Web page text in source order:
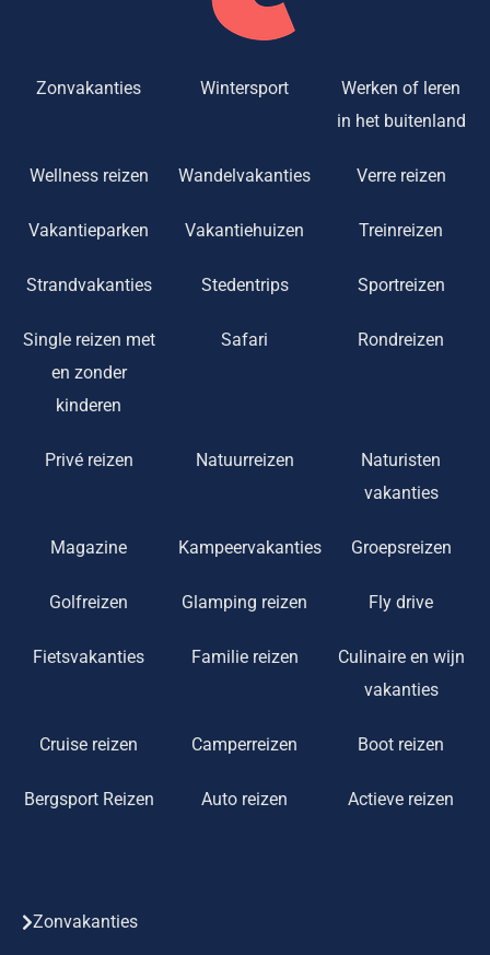
Zonvakanties Wintersport
Werken of leren
in het buitenland
Wellness reizen Wandelvakanties Verre reizen
Vakantieparken Vakantiehuizen Treinreizen
Strandvakanties Stedentrips Sportreizen
Single reizen met
en zonder
kinderen
Safari Rondreizen
Privé reizen Natuurreizen
Naturisten
vakanties
Magazine Kampeervakanties Groepsreizen
Golfreizen Glamping reizen Fly drive
Fietsvakanties Familie reizen
Culinaire en wijn
vakanties
Cruise reizen Camperreizen Boot reizen
Bergsport Reizen Auto reizen Actieve reizen
Zonvakanties